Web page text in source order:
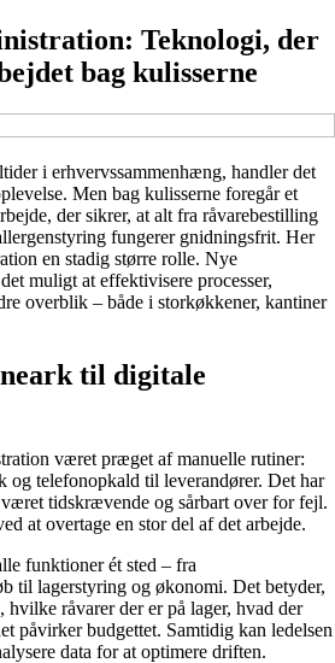
Teknologi, der
bag kulisserne
i erhvervssammenhæng, handler det
Men bag kulisserne foregår et
der sikrer, at alt fra råvarebestilling
fungerer gnidningsfrit. Her
en stadig større rolle. Nye
muligt at effektivisere processer,
overblik – både i storkøkkener, kantiner
til digitale
været præget af manuelle rutiner:
og telefonopkald til leverandører. Det har
tidskrævende og sårbart over for fejl.
at overtage en stor del af det arbejde.
funktioner ét sted – fra
til lagerstyring og økonomi. Det betyder,
hvilke råvarer der er på lager, hvad der
påvirker budgettet. Samtidig kan ledelsen
data for at optimere driften.